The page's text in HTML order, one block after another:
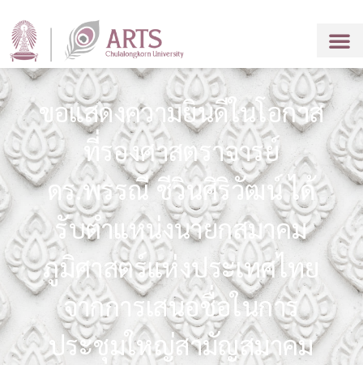
ขอแสดงความยินดีในโอกาส
ที่รองศาสตราจารย์
ดร.พรรณี ชีวินศิริวัฒน์ ได้
รับตำแหน่งนายกสมาคม
ภูมิศาสตร์แห่งประเทศไทย
จากการเสนอชื่อในการ
ประชุมใหญ่สามัญสมาคม